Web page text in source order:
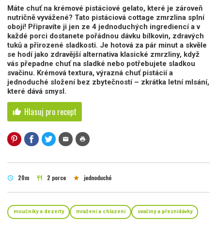
Máte chuť na krémové pistáciové gelato, které je zároveň
nutričně vyvážené? Tato pistáciová cottage zmrzlina splní
obojí! Připravíte ji jen ze 4 jednoduchých ingrediencí a v
každé porci dostanete pořádnou dávku bílkovin, zdravých
tuků a přirozené sladkosti. Je hotová za pár minut a skvěle
se hodí jako zdravější alternativa klasické zmrzliny, když
vás přepadne chuť na sladké nebo potřebujete sladkou
svačinu. Krémová textura, výrazná chuť pistácií a
jednoduché složení bez zbytečností – zkrátka letní mlsání,
které dává smysl.
thumb_up Hlasuj pro recept
mail print
schedule 20m restaurant 2 porce star jednoduché
moučníky a dezerty mražení a chlazení svačiny a přesnídávky